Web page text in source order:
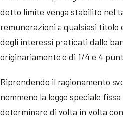
detto limite venga stabilito nel
remunerazioni a qualsiasi titolo
degli interessi praticati dalle
originariamente e di 1/4 e 4
Riprendendo il ragionamento
nemmeno la legge speciale
determinare di volta in volta